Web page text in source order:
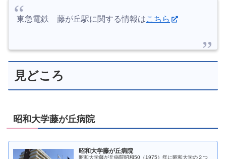
東急電鉄 藤が丘駅に関する情報はこちら
見どころ
昭和大学藤が丘病院
昭和大学藤が丘病院
昭和大学藤が丘病院昭和50（1975）年に昭和大学の２つ